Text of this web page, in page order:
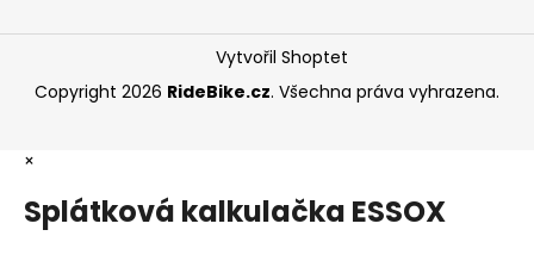
Vytvořil Shoptet
Copyright 2026 RideBike.cz. Všechna práva vyhrazena.
×
Splátková kalkulačka ESSOX